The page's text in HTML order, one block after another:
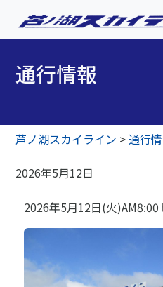
通行情報
芦ノ湖スカイライン >通行
2026年5月12日
2026年5月12日(火